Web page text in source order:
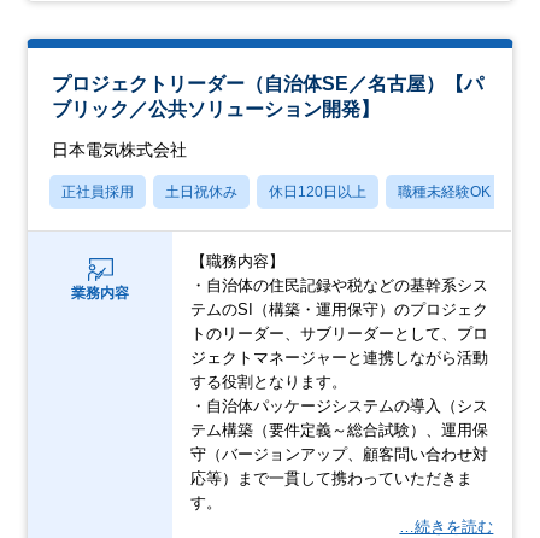
プロジェクトリーダー（自治体SE／名古屋）【パ
ブリック／公共ソリューション開発】
日本電気株式会社
正社員採用 土日祝休み 休日120日以上 職種未経験OK
業務内容
【職務内容】
・自治体の住民記録や税などの基幹系シス
テムのSI（構築・運用保守）のプロジェク
トのリーダー、サブリーダーとして、プロ
ジェクトマネージャーと連携しながら活動
する役割となります。
・自治体パッケージシステムの導入（シス
テム構築（要件定義～総合試験）、運用保
守（バージョンアップ、顧客問い合わせ対
応等）まで一貫して携わっていただきま
す。
…続きを読む